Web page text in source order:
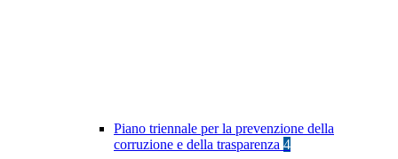
Piano triennale per la prevenzione della
corruzione e della trasparenza 4